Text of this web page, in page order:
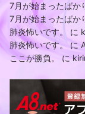
7月が始まったばか
7月が始まったばか
肺炎怖いです。
に
肺炎怖いです。
に
ここが勝負。
に